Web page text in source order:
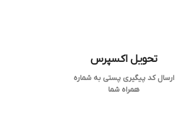
تحویل اکسپرس
ارسال کد پیگیری پستی به شماره
همراه شما